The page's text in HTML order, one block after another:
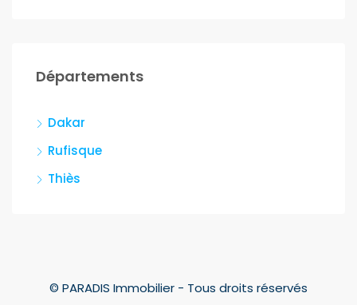
Départements
Dakar
Rufisque
Thiès
© PARADIS Immobilier - Tous droits réservés